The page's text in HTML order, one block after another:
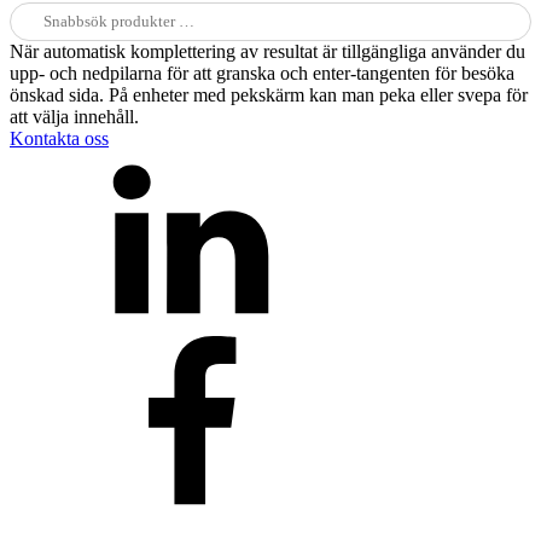
Sök
efter:
När automatisk komplettering av resultat är tillgängliga använder du
upp- och nedpilarna för att granska och enter-tangenten för besöka
önskad sida. På enheter med pekskärm kan man peka eller svepa för
att välja innehåll.
Kontakta oss